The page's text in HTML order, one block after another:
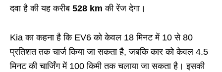
दवा है की यह करीब 528 km की रेंज देगा।
Kia का कहना है कि EV6 को केवल 18 मिनट में 10 से 80
प्रतिशत तक चार्ज किया जा सकता है, जबकि कार को केवल 4.5
मिनट की चार्जिंग में 100 किमी तक चलाया जा सकता है। इसकी